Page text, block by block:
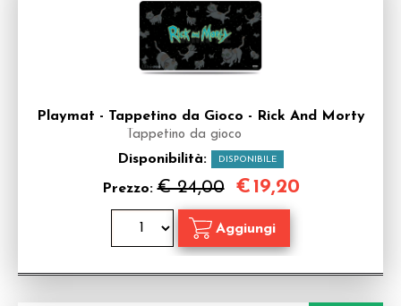
Playmat - Tappetino da Gioco - Rick And Morty
Tappetino da gioco
Disponibilità: DISPONIBILE
Prezzo:€ 24,00 €19,20